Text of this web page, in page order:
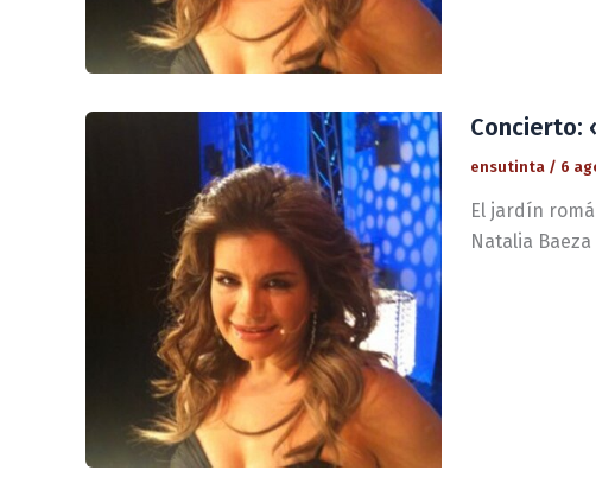
Concierto:
ensutinta / 6
El jardín
Natalia